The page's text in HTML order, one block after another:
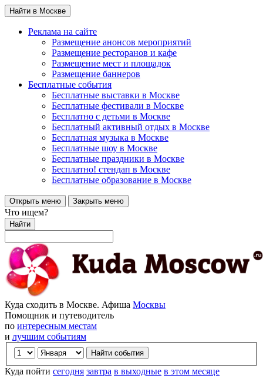
Найти в Москве
Реклама на сайте
Размещение анонсов мероприятий
Размещение ресторанов и кафе
Размещение мест и площадок
Размещение баннеров
Бесплатные события
Бесплатные выставки в Москве
Бесплатные фестивали в Москве
Бесплатно с детьми в Москве
Бесплатный активный отдых в Москве
Бесплатная музыка в Москве
Бесплатные шоу в Москве
Бесплатные праздники в Москве
Бесплатно! стендап в Москве
Бесплатные образование в Москве
Открыть меню Закрыть меню
Что ищем?
Найти
Куда сходить в Москве. Афиша Москвы
Помощник и путеводитель
по интересным местам
и лучшим событиям
Куда пойти сегодня завтра в выходные в этом месяце